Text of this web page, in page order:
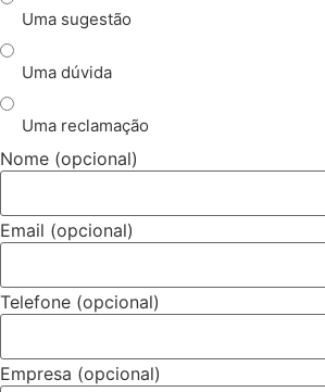
Uma sugestão
Uma dúvida
Uma reclamação
Nome (opcional)
Email (opcional)
Telefone (opcional)
Empresa (opcional)